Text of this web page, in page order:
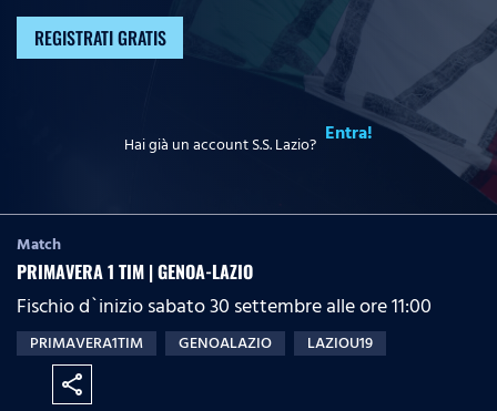
REGISTRATI GRATIS
Hai già un account S.S. Lazio? Entra!
Match
PRIMAVERA 1 TIM | GENOA-LAZIO
Fischio d`inizio sabato 30 settembre alle ore 11:00
PRIMAVERA1TIM GENOALAZIO LAZIOU19
share